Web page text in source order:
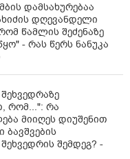
დამსახურებაა
დღევანდელი
წამლის შეძენაზე
- რას წერს ნანუკა
რომ...": რა
მიიღეს დიუშენით
შემდეგ? -